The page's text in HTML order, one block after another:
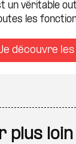
un véritable
les
découvre les
plus loin